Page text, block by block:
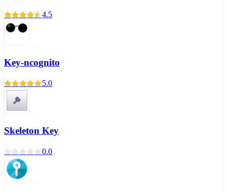
4.5
Key-ncognito
5.0
Skeleton Key
0.0